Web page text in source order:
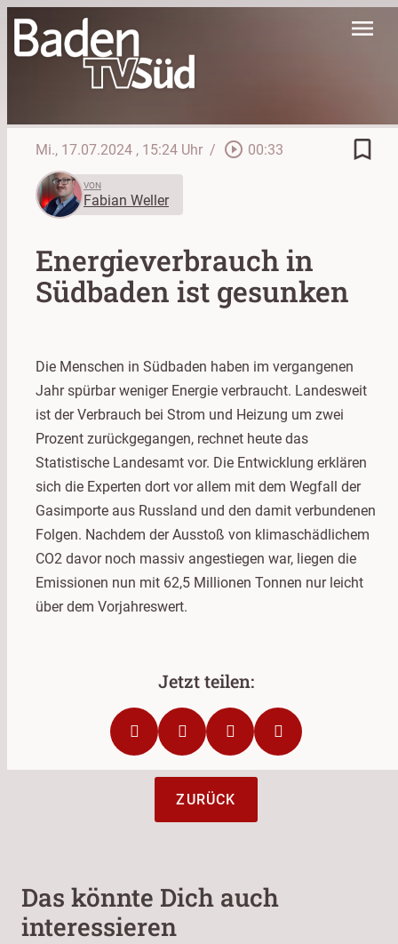
menu
Mi., 17.07.2024 , 15:24 Uhr / play_circle_outline 00:33 bookmark_border
VON
Fabian Weller
Energieverbrauch in
Südbaden ist gesunken
Die Menschen in Südbaden haben im vergangenen
Jahr spürbar weniger Energie verbraucht. Landesweit
ist der Verbrauch bei Strom und Heizung um zwei
Prozent zurückgegangen, rechnet heute das
Statistische Landesamt vor. Die Entwicklung erklären
sich die Experten dort vor allem mit dem Wegfall der
Gasimporte aus Russland und den damit verbundenen
Folgen. Nachdem der Ausstoß von klimaschädlichem
CO2 davor noch massiv angestiegen war, liegen die
Emissionen nun mit 62,5 Millionen Tonnen nur leicht
über dem Vorjahreswert.
ZURÜCK
Das könnte Dich auch
interessieren